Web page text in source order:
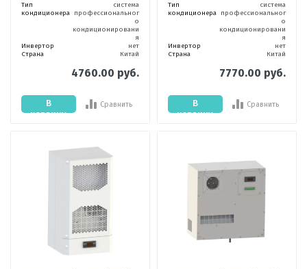
Тип
кондиционера
система
профессиональног
о
кондиционировани
я
Инвертор
нет
Страна
Китай
4760.00 руб.
В
корзину
Сравнить
Тип
кондиционера
система
профессиональног
о
кондиционировани
я
Инвертор
нет
Страна
Китай
7770.00 руб.
В
корзину
Сравнить